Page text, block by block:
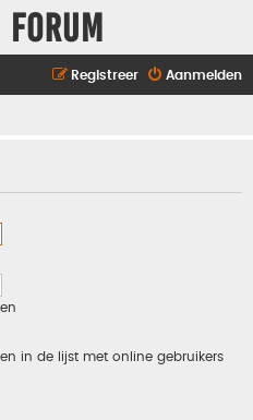
Aanmelden
Registreer
in de lijst met online gebruikers